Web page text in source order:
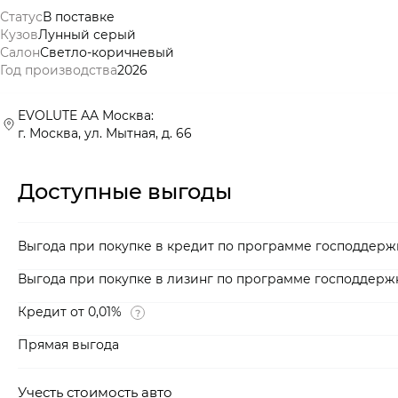
СтатусВ поставке
КузовЛунный серый
СалонСветло-коричневый
Год производства2026
EVOLUTE AA Москва:
г. Москва, ул. Мытная, д. 66
Доступные выгоды
Выгода при покупке в кредит по программе
Выгода при покупке в лизинг по программе
Кредит от 0,01%
Прямая выгода
Учесть стоимость авто